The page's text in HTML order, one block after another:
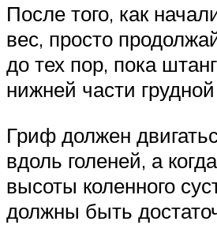
После того, как
вес, просто
до тех пор, пока
нижней части грудной
Гриф должен
вдоль голеней, а
высоты коленного
должны быть